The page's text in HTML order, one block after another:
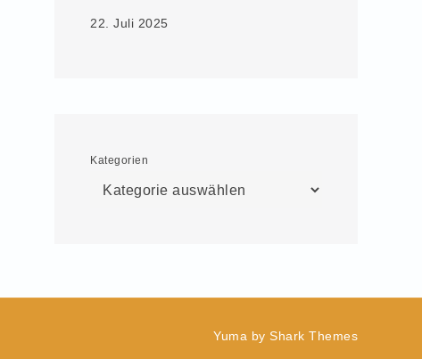
22. Juli 2025
Kategorien
Yuma by Shark Themes